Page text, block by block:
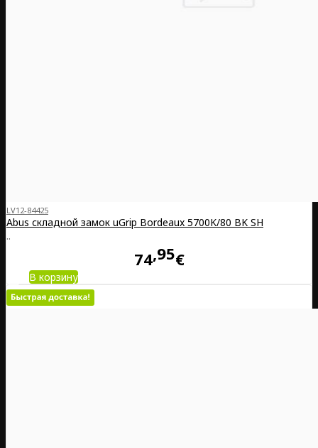
LV12-84425
Abus складной замок uGrip Bordeaux 5700K/80 BK SH
..
74 95€
В корзину